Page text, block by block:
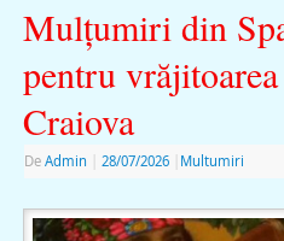
Mulţumiri din
pentru
Craiova
De Admin 28/07/2026 Multumiri